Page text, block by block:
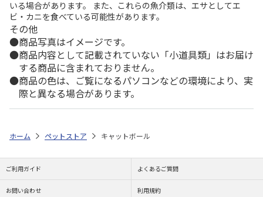
いる場合があります。 また、これらの魚介類は、エサとしてエ
ビ・カニを食べている可能性があります。
その他
商品写真はイメージです。
商品内容として記載されていない「小道具類」はお届け
する商品に含まれておりません。
商品の色は、ご覧になるパソコンなどの環境により、実
際と異なる場合があります。
ホーム ペットストア キャットボール
ご利用ガイド よくあるご質問
お問い合わせ 利用規約